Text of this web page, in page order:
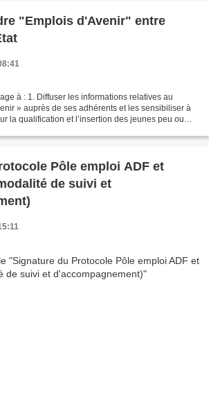
"Emplois d'Avenir" entre
à : 1. Diffuser les informations relatives au
» auprès de ses adhérents et les sensibiliser à
la qualification et l’insertion des jeunes peu ou
Pôle emploi ADF et
de suivi et